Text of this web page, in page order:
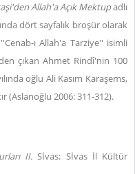
Allah'a Açık Mektupadlı
dört sayfalık broşür olarak
ı Allah'a Tarziye'' isimli
çıkan Ahmet Rindî'nin 100
oğlu Ali Kasım Karaşems,
(Aslanoğlu 2006: 311-312).
II. Sİvas: Sİvas İl Kültür